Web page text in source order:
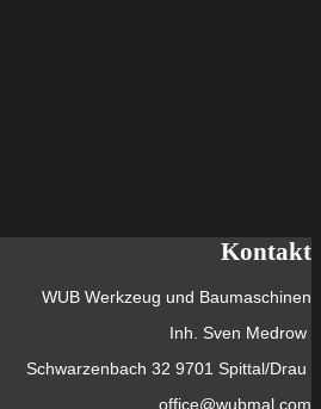
Kontakt
WUB Werkzeug und Baumaschinen
Inh. Sven Medrow
Schwarzenbach 32 9701 Spittal/Drau
office@wubmal.com